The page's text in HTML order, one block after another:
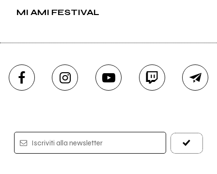
MI AMI FESTIVAL
Iscriviti alla newsletter